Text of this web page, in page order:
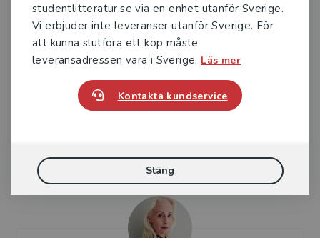
studentlitteratur.se via en enhet utanför Sverige.
Vi erbjuder inte leveranser utanför Sverige. För
att kunna slutföra ett köp måste
leveransadressen vara i Sverige. Läs mer
Kontakta kundservice
Stäng
Johan Korhonen